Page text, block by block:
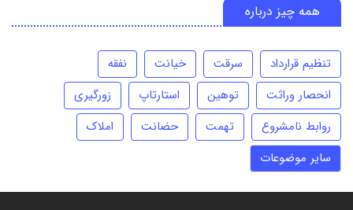
همه چیز درباره
تنظیم قرارداد سرقت خیانت
نفقه
انحصار وراثت
توهین استارتاپ
زورگیری
روابط نامشروع
تهمت حضانت
املاک
سایر موضوعات